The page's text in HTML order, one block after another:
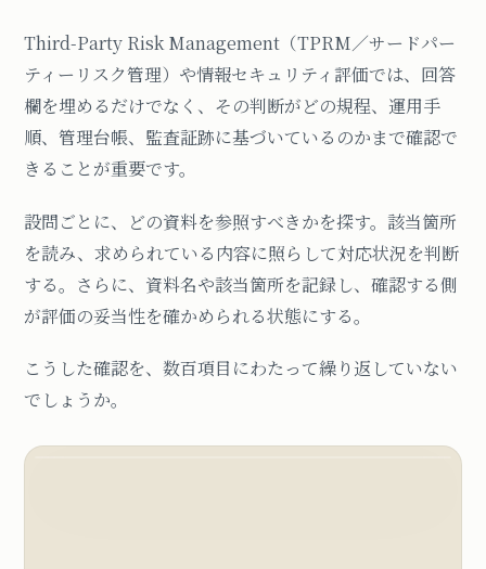
Third-Party Risk Management（TPRM／サードパー
ティーリスク管理）や情報セキュリティ評価では、回答
欄を埋めるだけでなく、その判断がどの規程、運用手
順、管理台帳、監査証跡に基づいているのかまで確認で
きることが重要です。
設問ごとに、どの資料を参照すべきかを探す。該当箇所
を読み、求められている内容に照らして対応状況を判断
する。さらに、資料名や該当箇所を記録し、確認する側
が評価の妥当性を確かめられる状態にする。
こうした確認を、数百項目にわたって繰り返していない
でしょうか。